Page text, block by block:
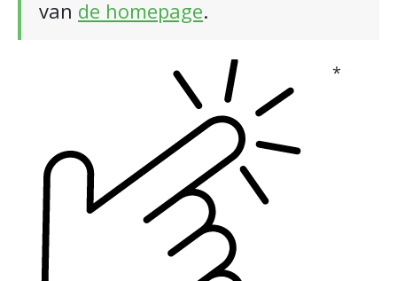
van de homepage.
*